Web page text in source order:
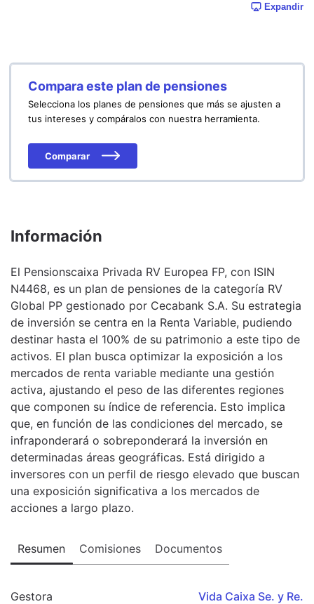
Expandir
Compara este plan de pensiones
Selecciona los planes de pensiones que más se ajusten a
tus intereses y compáralos con nuestra herramienta.
Comparar
Información
El Pensionscaixa Privada RV Europea FP, con ISIN
N4468, es un plan de pensiones de la categoría RV
Global PP gestionado por Cecabank S.A. Su estrategia
de inversión se centra en la Renta Variable, pudiendo
destinar hasta el 100% de su patrimonio a este tipo de
activos. El plan busca optimizar la exposición a los
mercados de renta variable mediante una gestión
activa, ajustando el peso de las diferentes regiones
que componen su índice de referencia. Esto implica
que, en función de las condiciones del mercado, se
infraponderará o sobreponderará la inversión en
determinadas áreas geográficas. Está dirigido a
inversores con un perfil de riesgo elevado que buscan
una exposición significativa a los mercados de
acciones a largo plazo.
Resumen Comisiones Documentos
Gestora Vida Caixa Se. y Re.